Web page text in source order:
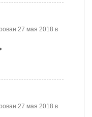
27 мая 2018 в
27 мая 2018 в